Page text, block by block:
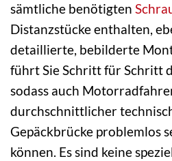
sämtliche benötigten
Distanzstücke enthalten,
detaillierte, bebilderte
führt Sie Schritt für Schritt
sodass auch
durchschnittlicher
Gepäckbrücke problemlos
können. Es sind keine